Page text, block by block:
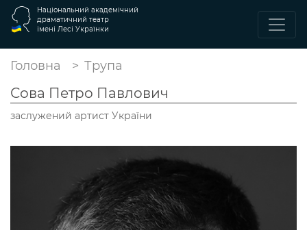
Національний академічний
драматичний театр
імені Лесі Українки
Головна Трупа
Сова Петро Павлович
заслужений артист України